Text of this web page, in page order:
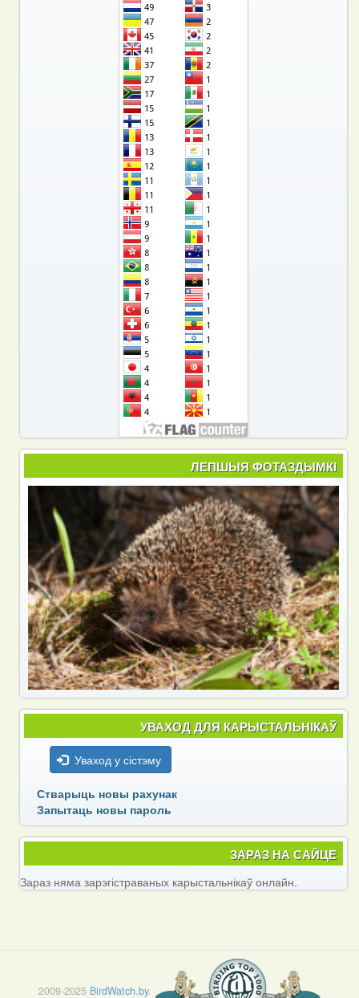
ЛЕПШЫЯ ФОТАЗДЫМКІ
УВАХОД ДЛЯ КАРЫСТАЛЬНІКАЎ
Уваход у сістэму
Стварыць новы рахунак
Запытаць новы пароль
ЗАРАЗ НА САЙЦЕ
Зараз няма зарэгістраваных карыстальнікаў онлайн.
2009-2025 BirdWatch.by.